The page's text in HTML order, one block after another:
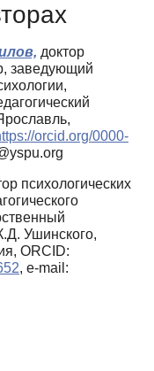
доктор
заведующий
orcid.org/0000-
психологических
Ушинского,
ORCID:
, e-mail: